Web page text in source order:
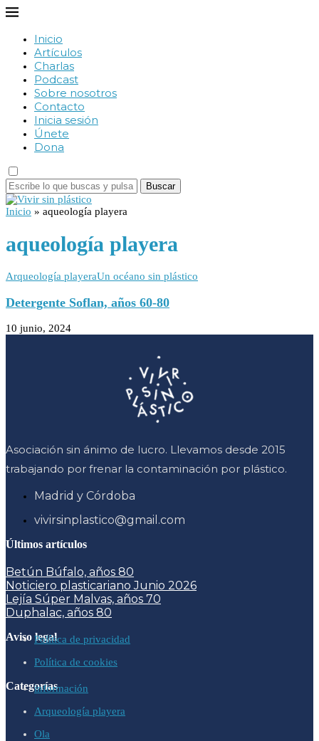
Inicio
Artículos
Charlas
Podcast
Sobre nosotros
Contacto
Inicia sesión
Únete
Dona
Buscar
Inicio » aqueología playera
aqueología playera
Arqueología playeraUn océano sin plástico
Detergente Soflan, años 60-80
10 junio, 2024
Asociación sin ánimo de lucro. Llevamos desde 2015
trabajando por frenar la contaminación por plástico.
Madrid y Córdoba
vivirsinplastico@gmail.com
Últimos artículos
Betún Búfalo, años 80
Noticiero plasticariano Junio 2026
Lejía Súper Malvas, años 70
Duphalac, años 80
Aviso legalPolítica de privacidad
Política de cookies
Categoríasinformación
Arqueología playera
Ola